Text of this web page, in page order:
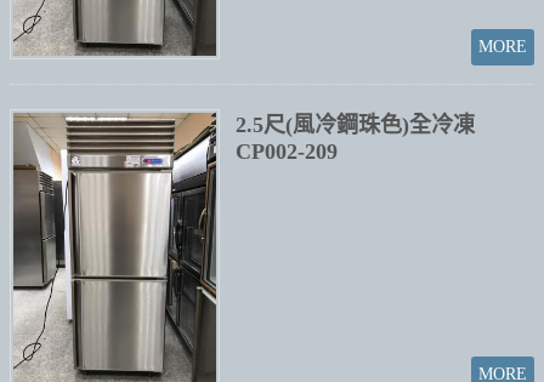
2.5尺(風冷鋼珠色)全冷凍
CP002-209